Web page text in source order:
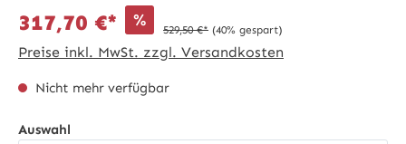
317,70 €* % 529,50 €* (40% gespart)
Preise inkl. MwSt. zzgl. Versandkosten
Nicht mehr verfügbar
Auswahl